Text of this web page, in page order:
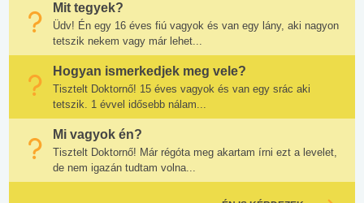
Mit tegyek?
Üdv! Én egy 16 éves fiú vagyok és van egy lány, aki nagyon
tetszik nekem vagy már lehet...
Hogyan ismerkedjek meg vele?
Tisztelt Doktornő! 15 éves vagyok és van egy srác aki
tetszik. 1 évvel idősebb nálam...
Mi vagyok én?
Tisztelt Doktornő! Már régóta meg akartam írni ezt a levelet,
de nem igazán tudtam volna...